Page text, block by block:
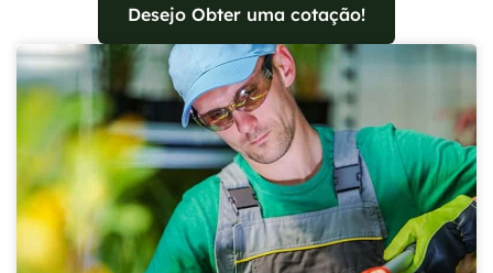
Desejo Obter uma cotação!